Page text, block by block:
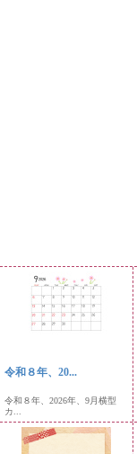
令和８年、20...
令和８年、2026年、9月横型
カ...